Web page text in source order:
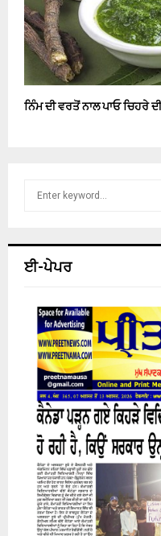
ਨਿੰਮ ਦੀ ਵਰਤੋਂ ਨਾਲ ਪਾਓ ਚਿਹਰੇ
h
ਈ-ਪੇਪਰ